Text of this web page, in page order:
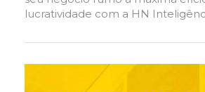
lucratividade com a HN